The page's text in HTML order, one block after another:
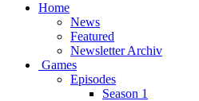
Home
News
Featured
Newsletter Archiv
Games
Episodes
Season 1